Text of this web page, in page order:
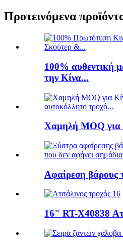
Προτεινόμενα
100% αυθεντική
την Κίνα...
Χαμηλή MOQ για
Αφαίρεση βάρους
16" RT-X40838